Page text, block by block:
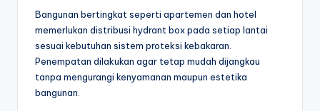
Bangunan bertingkat seperti apartemen dan hotel
memerlukan distribusi hydrant box pada setiap lantai
sesuai kebutuhan sistem proteksi kebakaran.
Penempatan dilakukan agar tetap mudah dijangkau
tanpa mengurangi kenyamanan maupun estetika
bangunan.